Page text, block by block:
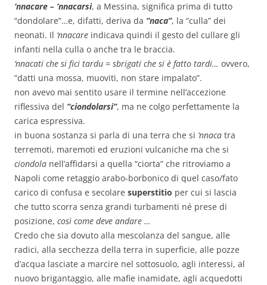
‘nnacare – ‘nnacarsi, a Messina, significa prima di tutto
“dondolare”…e, difatti, deriva da “naca”, la “culla” dei
neonati. Il ‘nnacare indicava quindi il gesto del cullare gli
infanti nella culla o anche tra le braccia.
‘nnacati che si fici tardu = sbrigati che si è fatto tardi… ovvero,
“datti una mossa, muoviti, non stare impalato”.
non avevo mai sentito usare il termine nell’accezione
riflessiva del “ciondolarsi”, ma ne colgo perfettamente la
carica espressiva.
in buona sostanza si parla di una terra che si ‘nnaca tra
terremoti, maremoti ed eruzioni vulcaniche ma che si
ciondola nell’affidarsi a quella “ciorta” che ritroviamo a
Napoli come retaggio arabo-borbonico di quel caso/fato
carico di confusa e secolare superstitio per cui si lascia
che tutto scorra senza grandi turbamenti né prese di
posizione, così come deve andare …
Credo che sia dovuto alla mescolanza del sangue, alle
radici, alla secchezza della terra in superficie, alle pozze
d’acqua lasciate a marcire nel sottosuolo, agli interessi, al
nuovo brigantaggio, alle mafie inamidate, agli acquedotti